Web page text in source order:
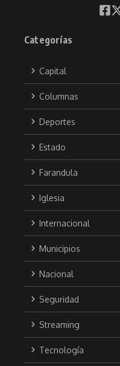
Categorías
Capital
Columnas
Deportes
Estado
Farandula
Iglesia
Internacional
Municipios
Nacional
Seguridad
Streaming
Tecnología